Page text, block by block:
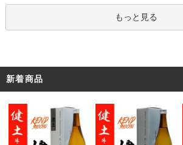
もっと見る
新着商品